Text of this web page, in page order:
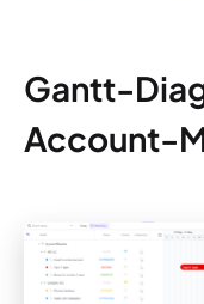
Gantt-
Account-